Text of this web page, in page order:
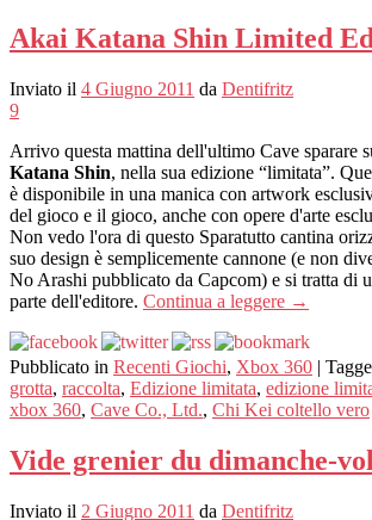
Akai Katana Shin Limited
Inviato il 4 Giugno 2011 da Dentifritz
9
Arrivo questa mattina dell'ultimo Cave sparare
Katana Shin, nella sua edizione “limitata”.
è disponibile in una manica con artwork
del gioco e il gioco, anche con opere d'arte
Non vedo l'ora di questo Sparatutto cantina
suo design è semplicemente cannone (e non
No Arashi pubblicato da Capcom) e si tratta di
parte dell'editore. Continua a leggere →
Pubblicato in Recenti Giochi, Xbox 360 |
grotta, raccolta, Edizione limitata, edizione
xbox 360, Cave Co., Ltd., Chi Kei coltello vero
Vide grenier du dimanche-
Inviato il 2 Giugno 2011 da Dentifritz